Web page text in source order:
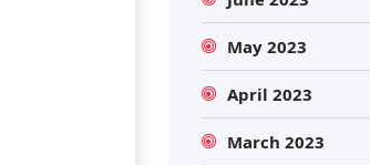
May 2023
April 2023
March 2023